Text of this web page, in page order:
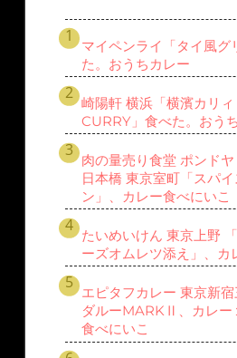
マイペンライ「タイ風グ
た。おうちカレー
崎陽軒 横浜「横濱カリ
CURRY」食べた。おう
肉の量売り食堂 ポンド
日本橋 東京室町「スパ
ン」、カレー食べにいこ
たいめいけん 東京上野
ーズオムレツ添え」、カ
エピタフカレー 東京新
ダルーMARKⅡ、カレー
食べにいこ